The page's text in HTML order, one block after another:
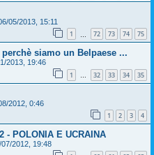
05/2013, 15:11
1 72 73 74 75
siamo un Belpaese ...
2013, 19:46
1 … 32 33 34 35
2012, 0:46
1 2 3 4
- POLONIA E UCRAINA
07/2012, 19:48